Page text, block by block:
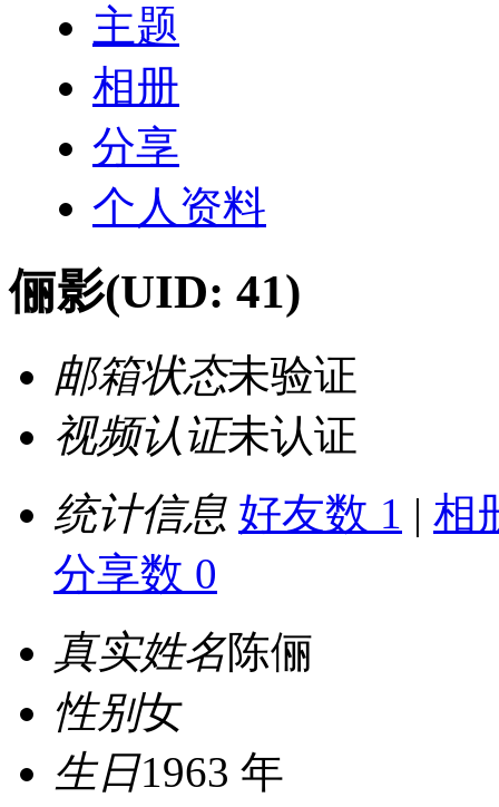
主题
相册
分享
个人资料
俪影(UID: 41)
邮箱状态未验证
视频认证未认证
统计信息 好友数 1 | 相
分享数 0
真实姓名陈俪
性别女
生日1963 年